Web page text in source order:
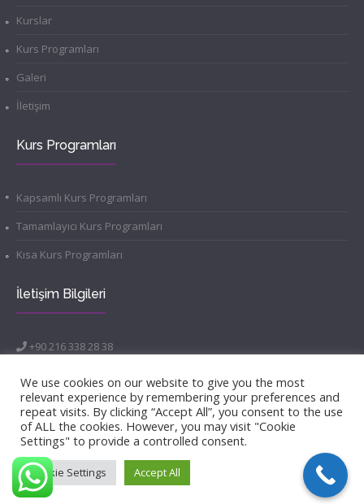
Kurslar
Kurs Programları
Galeri
İletişim
Kurs Programları
Kapsamlı Kurs Programları
Tamamlayıcı Kurs Programları
Kısa Kurs Programları
İletişim Bilgileri
+90 216 338 28 38
Acıbadem Mahallesi, Sarayardı Caddesi, Ulusan Plaza Bina
No:40, Daire:2 Kat 3, 34718 Kadıköy/İSTANBUL
Asistanın
© 2022 Moren Akademi
We use cookies on our website to give you the most
relevant experience by remembering your preferences and
repeat visits. By clicking “Accept All”, you consent to the use
of ALL the cookies. However, you may visit "Cookie
Settings" to provide a controlled consent.
Cookie Settings Accept All